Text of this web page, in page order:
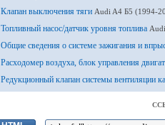
Клапан выключения тяги Audi A4 Б5 (1994-
Топливный насос/датчик уровня топлива
Общие сведения о системе зажигания и
Расходомер воздуха, блок управления
Редукционный клапан системы вентиляции